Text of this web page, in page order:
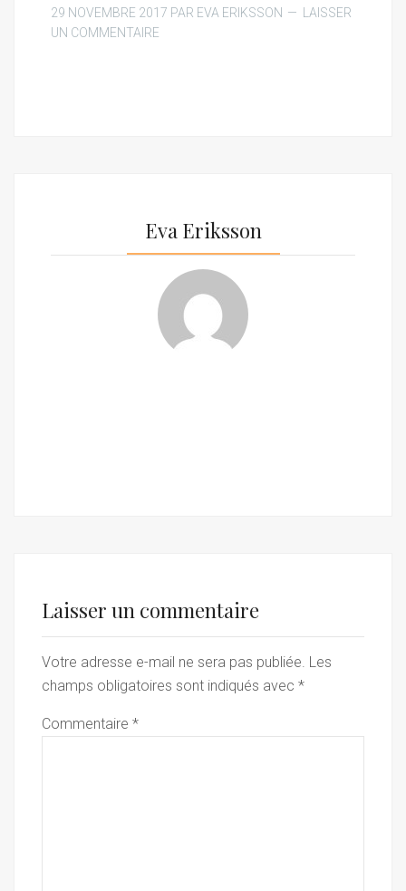
29 NOVEMBRE 2017 PAR EVA ERIKSSON
LAISSER
UN COMMENTAIRE
Eva Eriksson
Laisser un commentaire
Votre adresse e-mail ne sera pas publiée. Les
champs obligatoires sont indiqués avec *
Commentaire *